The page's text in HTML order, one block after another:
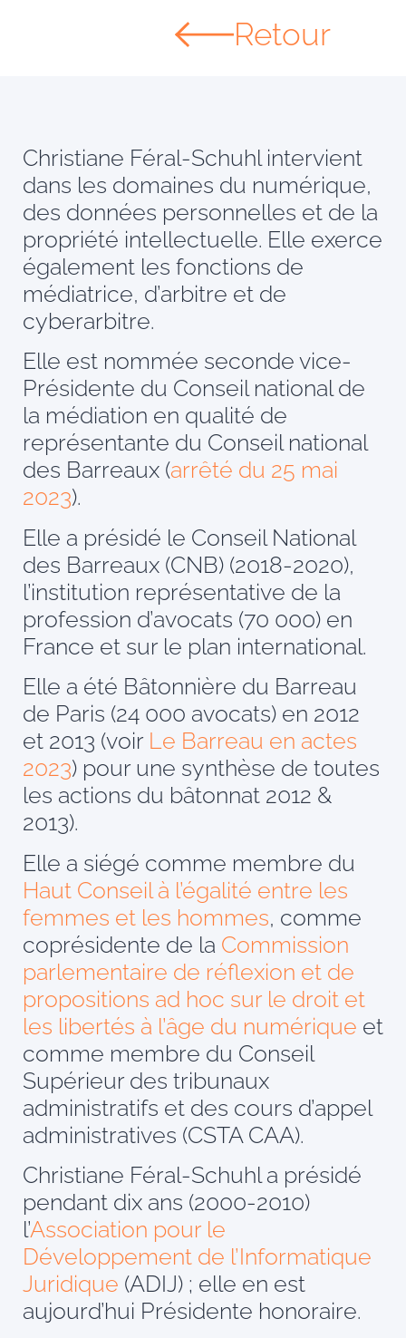
Retour
Christiane Féral-Schuhl intervient
dans les domaines du numérique,
des données personnelles et de la
propriété intellectuelle. Elle exerce
également les fonctions de
médiatrice, d’arbitre et de
cyberarbitre.
Elle est nommée seconde vice-
Présidente du Conseil national de
la médiation en qualité de
représentante du Conseil national
des Barreaux (arrêté du 25 mai
2023).
Elle a présidé le Conseil National
des Barreaux (CNB) (2018-2020),
l’institution représentative de la
profession d’avocats (70 000) en
France et sur le plan international.
Elle a été Bâtonnière du Barreau
de Paris (24 000 avocats) en 2012
et 2013 (voir Le Barreau en actes
2023) pour une synthèse de toutes
les actions du bâtonnat 2012 &
2013).
Elle a siégé comme membre du
Haut Conseil à l’égalité entre les
femmes et les hommes, comme
coprésidente de la Commission
parlementaire de réflexion et de
propositions ad hoc sur le droit et
les libertés à l’âge du numérique et
comme membre du Conseil
Supérieur des tribunaux
administratifs et des cours d’appel
administratives (CSTA CAA).
Christiane Féral-Schuhl a présidé
pendant dix ans (2000-2010)
l’Association pour le
Développement de l’Informatique
Juridique (ADIJ) ; elle en est
aujourd’hui Présidente honoraire.